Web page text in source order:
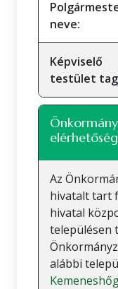
neve:
Képviselő
testület
Az
hivatalt tart
hivatal
településen
alábbi